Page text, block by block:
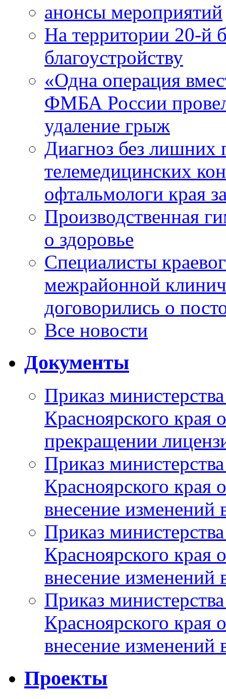
анонсы мероприятий
На территории 20-й
благоустройству
«Одна операция
ФМБА России
удаление грыж
Диагноз без лишних
телемедицинских
офтальмологи края
Производственная
о здоровье
Специалисты
межрайонной
договорились о
Все новости
Документы
Приказ
Красноярского
прекращении
Приказ
Красноярского
внесение изменений
Приказ
Красноярского
внесение изменений
Приказ
Красноярского
внесение изменений
Проекты